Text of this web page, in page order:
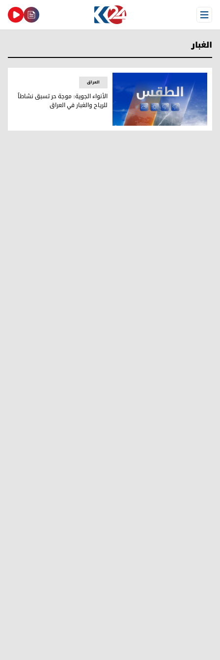
Open Menu
الغبار
الأنواء الجوية: موجة حر تسبق نشاطاً للرياح والغبار في العراق
العراق
الأنواء الجوية: موجة حر تسبق نشاطاً
للرياح والغبار في العراق